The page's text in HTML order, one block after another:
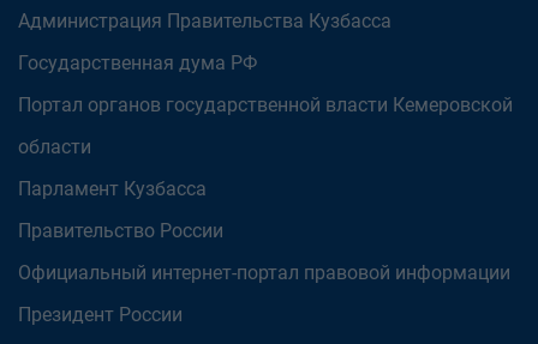
Администрация Правительства Кузбасса
Государственная дума РФ
Портал органов государственной власти Кемеровской
области
Парламент Кузбасса
Правительство России
Официальный интернет-портал правовой информации
Президент России